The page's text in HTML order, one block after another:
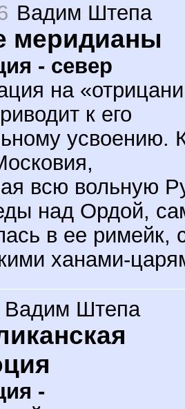
Вадим Штепа
меридианы
- север
на
к его
усвоению.
всю вольную
над Ордой,
в ее римейк,
ханами-
Вадим Штепа
-